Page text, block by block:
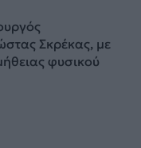
Σκρέκας, με
φυσικού